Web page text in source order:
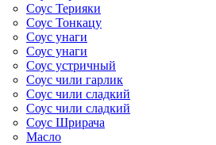
Соус Терияки
Соус Тонкацу
Соус унаги
Соус унаги
Соус устричный
Соус чили гарлик
Соус чили сладкий
Соус чили сладкий
Соус Шрирача
Масло